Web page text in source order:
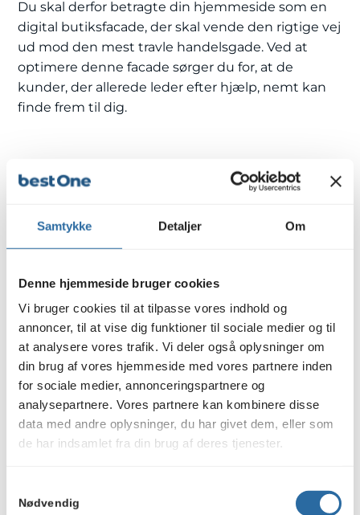
Samtykke Detaljer Om
Denne hjemmeside bruger cookies
Vi bruger cookies til at tilpasse vores indhold og
annoncer, til at vise dig funktioner til sociale medier og til
at analysere vores trafik. Vi deler også oplysninger om
din brug af vores hjemmeside med vores partnere inden
for sociale medier, annonceringspartnere og
analysepartnere. Vores partnere kan kombinere disse
data med andre oplysninger, du har givet dem, eller som
de har indsamlet fra din brug af deres tjenester.
Nødvendig
Du skal derfor betragte din hjemmeside som en
digital butiksfacade, der skal vende den rigtige vej
ud mod den mest travle handelsgade. Ved at
optimere denne facade sørger du for, at de
kunder, der allerede leder efter hjælp, nemt kan
finde frem til dig.
Hvordan bliver
topplaceringer til nye
kunder?
anden ende af landet, hvis de ikke er inden for dit
tiltrækker du udelukkende de personer, som har
en aktuel og reel købshensigt tæt på din
virksomhed.
Disse målrettede besøg resulterer i en langt
højere konvertering, fordi afstanden mellem
kunden og din forretning er kort. Det fører direkte
til flere telefonopkald, udfyldte kontaktformularer
Hvad enten din virksomhed søger et
SEO bureau i